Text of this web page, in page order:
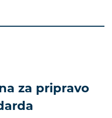
za pripravo